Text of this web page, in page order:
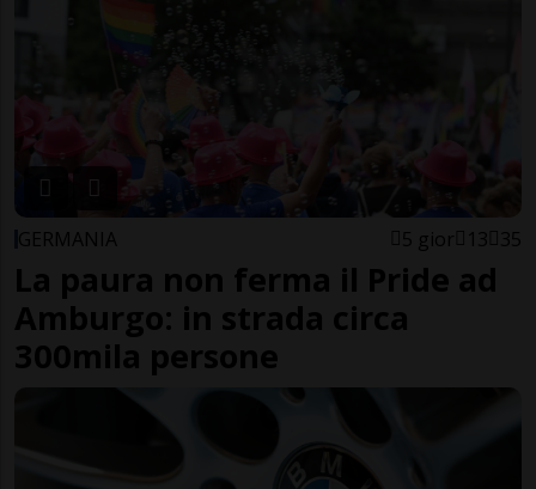
GERMANIA 5 gior 13 35
La paura non ferma il Pride ad
Amburgo: in strada circa
300mila persone